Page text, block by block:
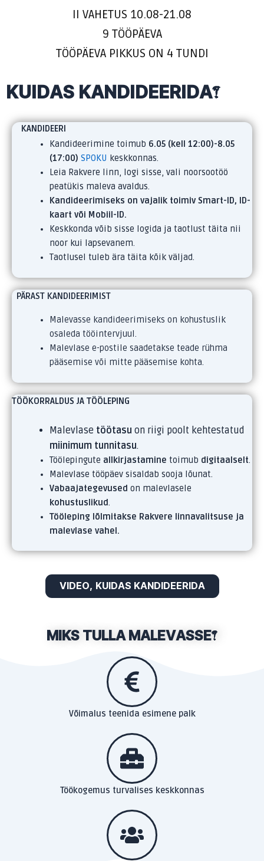
II VAHETUS 10.08-21.08
9 TÖÖPÄEVA
TÖÖPÄEVA PIKKUS ON 4 TUNDI
KUIDAS KANDIDEERIDA?
KANDIDEERI
Kandideerimine toimub 6.05 (kell 12:00)-8.05
(17:00) SPOKU keskkonnas.
Leia Rakvere linn, logi sisse, vali noorsootöö
peatükis maleva avaldus.
Kandideerimiseks on vajalik toimiv Smart-ID, ID-
kaart või Mobiil-ID.
Keskkonda võib sisse logida ja taotlust täita nii
noor kui lapsevanem.
Taotlusel tuleb ära täita kõik väljad.
PÄRAST KANDIDEERIMIST
Malevasse kandideerimiseks on kohustuslik
osaleda tööintervjuul.
Malevlase e-postile saadetakse teade rühma
pääsemise või mitte pääsemise kohta.
TÖÖKORRALDUS JA TÖÖLEPING
Malevlase töötasu on riigi poolt kehtestatud
miinimum tunnitasu.
Töölepingute allkirjastamine toimub digitaalselt.
Malevlase tööpäev sisaldab sooja lõunat.
Vabaajategevused on malevlasele
kohustuslikud.
Tööleping lõlmitakse Rakvere linnavalitsuse ja
malevlase vahel.
VIDEO, KUIDAS KANDIDEERIDA
MIKS TULLA MALEVASSE?
Võimalus teenida esimene palk
Töökogemus turvalises keskkonnas